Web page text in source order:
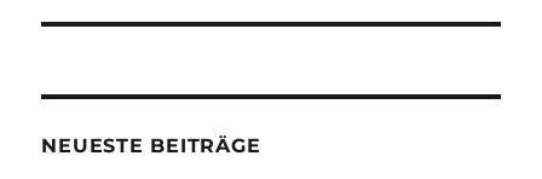
NEUESTE BEITRÄGE